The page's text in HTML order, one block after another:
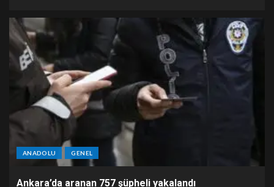
ANADOLU GENEL
Ankara’da aranan 757 şüpheli yakalandı